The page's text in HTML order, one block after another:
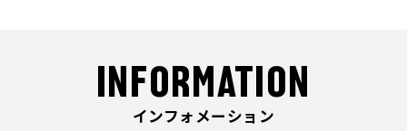
INFORMATION
インフォメーション